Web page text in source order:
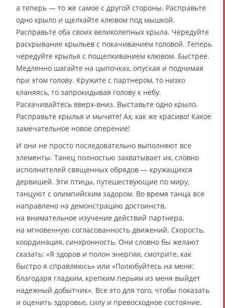
а теперь — то же самое с другой стороны. Расправьте
одно крыло и щелкайте клювом под мышкой.
Расправьте оба своих великолепных крыла. Чередуйте
раскрывание крыльев с покачиванием головой. Теперь
чередуйте крылья с пощелкиванием клювом. Быстрее.
Медленно шагайте на цыпочках, опуская и поднимая
при этом голову. Кружите с партнером, то низко
кланяясь, то запрокидывая голову к небу.
Раскачивайтесь вверх-вниз. Выставьте одно крыло.
Расправьте крылья и мычите! Ах, как же красиво! Какое
замечательное новое оперение!
И они не просто последовательно выполняют все
элементы. Танец полностью захватывает их, словно
исполнителей священных обрядов — кружащихся
дервишей. Эти птицы, путешествующие по миру,
танцуют с олимпийским задором. Во время танца все
направлено на демонстрацию достоинств,
на внимательное изучение действий партнера,
на мгновенную согласованность движений. Скорость,
координация, синхронность. Они словно бы желают
сказать: «Я здоров и полон энергии, смотрите, как
быстро я справляюсь» или «Полюбуйтесь на меня:
благодаря гладким, крепким перьям из меня выйдет
надежный добытчик». Все это для того, чтобы показать
и оценить здоровье, силу и превосходное состояние.